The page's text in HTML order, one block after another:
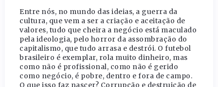
Entre nós, no mundo das ideias, a guerra da
cultura, que vem a ser a criação e aceitação de
valores, tudo que cheira a negócio está maculado
pela ideologia, pelo horror da assombração do
capitalismo, que tudo arrasa e destrói. O futebol
brasileiro é exemplar, rola muito dinheiro, mas
como não é profissional, como não é gerido
como negócio, é pobre, dentro e fora de campo.